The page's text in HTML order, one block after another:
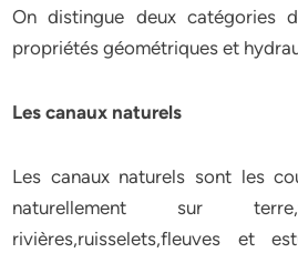
On distingue deux catégories
propriétés géométriques et
Les canaux naturels
Les canaux naturels sont les
naturellement sur
rivières,ruisselets,fleuves et